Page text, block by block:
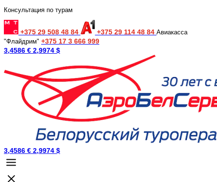
Консультация по турам
+375 29 508 48 84 +375 29 114 48 84 Авиакасса
"Флайдрим" +375 17 3 666 999
3,4586 € 2,9974 $
3,4586 € 2,9974 $